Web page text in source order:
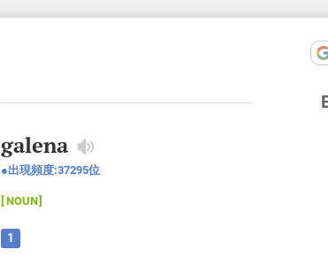
galena
出現頻度:37295位
NOUN
1